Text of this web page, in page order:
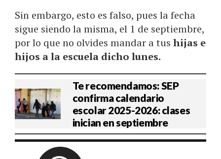
Sin embargo, esto es falso, pues la fecha
sigue siendo la misma, el 1 de septiembre,
por lo que no olvides mandar a tus hijas e
hijos a la escuela dicho lunes.
Te recomendamos: SEP
confirma calendario
escolar 2025-2026: clases
inician en septiembre